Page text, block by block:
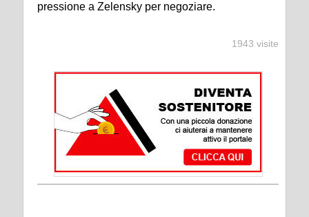
pressione a Zelensky per negoziare.
1943 visite